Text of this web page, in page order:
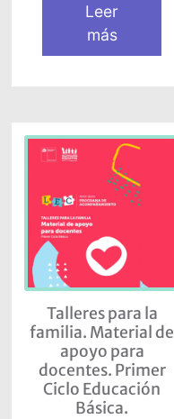
Leer
más
Talleres para la
familia. Material de
apoyo para
docentes. Primer
Ciclo Educación
Básica.